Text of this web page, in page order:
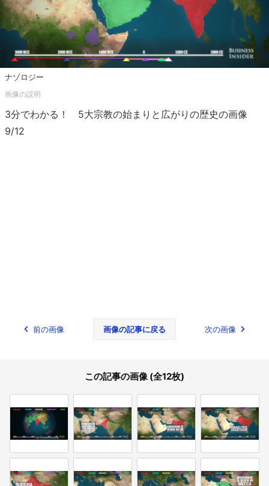
ナゾロジー
3分でわかる！ 5大宗教の始まりと広がりの歴史の画像
9/12
前の画像 画像の記事に戻る 次の画像
この記事の画像 (全12枚)